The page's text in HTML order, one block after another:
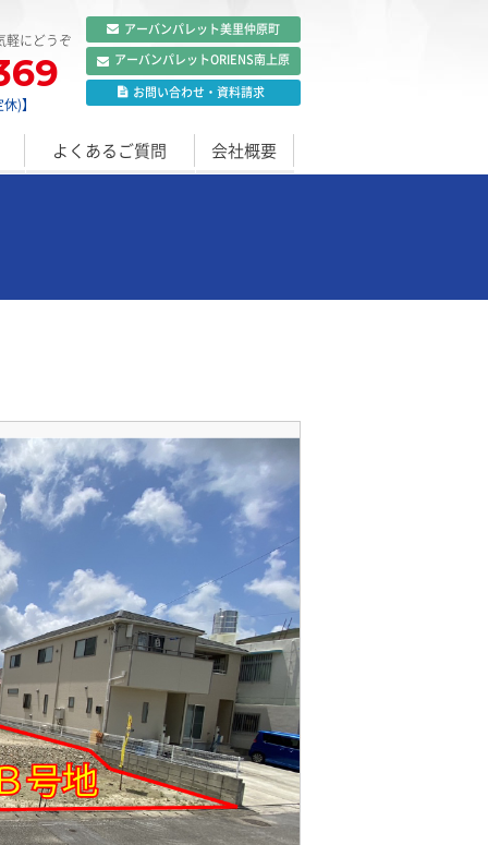
軽にどうぞ
)】
アーバンパレット美里仲原町
アーバンパレットORIENS南上原
お問い合わせ ・ 資料請求
よくあるご質問 会社概要